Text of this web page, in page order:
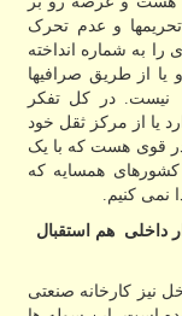
و عدم تحرک
به شماره انداخته
و یا از طریق صرافیها
نیست. در کل تفکر
یا از مرکز ثقل خود
قوی هست که با یک
همسایه که
نمی کنیم.
داخلی هم استقبال
نیز کارخانه صنعتی